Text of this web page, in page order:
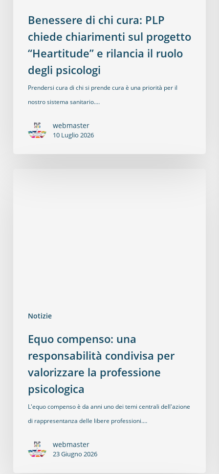
Benessere di chi cura: PLP
chiede chiarimenti sul progetto
“Heartitude” e rilancia il ruolo
degli psicologi
Prendersi cura di chi si prende cura è una priorità per il
nostro sistema sanitario.…
webmaster
10 Luglio 2026
Notizie
Equo compenso: una
responsabilità condivisa per
valorizzare la professione
psicologica
L'equo compenso è da anni uno dei temi centrali dell'azione
di rappresentanza delle libere professioni.…
webmaster
23 Giugno 2026